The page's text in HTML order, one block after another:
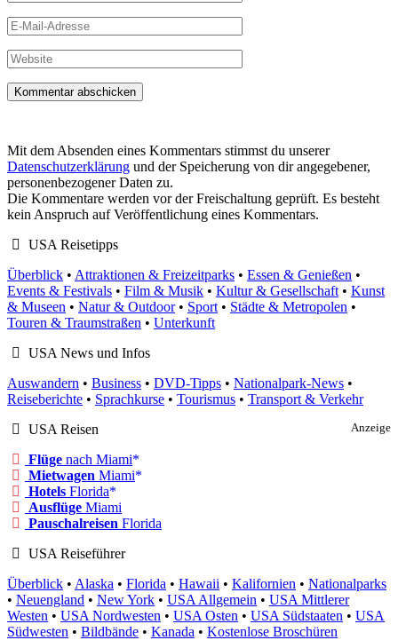
E-
Mail-
Adresse
Website
Mit dem Absenden eines Kommentars stimmst du unserer
Datenschutzerklärung und der Speicherung von dir angegebener,
personenbezogener Daten zu.
Die Kommentare werden vor der Freischaltung geprüft. Es besteht
kein Anspruch auf Veröffentlichung eines Kommentars.
USA Reisetipps
Überblick • Attraktionen & Freizeitparks • Essen & Genießen •
Events & Festivals • Film & Musik • Kultur & Gesellschaft • Kunst
& Museen • Natur & Outdoor• Sport • Städte & Metropolen •
Touren & Traumstraßen • Unterkunft
USA News und Infos
Auswandern • Business • DVD-Tipps • Nationalpark-News •
Reiseberichte • Sprachkurse • Tourismus • Transport & Verkehr
Anzeige
USA Reisen
Flüge nach Miami
Mietwagen Miami
Hotels Florida
Ausflüge Miami
Pauschalreisen Florida
USA Reiseführer
Überblick • Alaska • Florida • Hawaii • Kalifornien • Nationalparks
• Neuengland • New York • USA Allgemein • USA Mittlerer
Westen • USA Nordwesten • USA Osten • USA Südstaaten • USA
Südwesten • Bildbände • Kanada • Kostenlose Broschüren